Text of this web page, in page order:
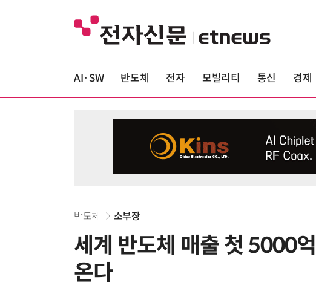
AI·SW 반도체 전자 모빌리티 통신 경제
반도체 소부장
세계 반도체 매출 첫 5000
온다